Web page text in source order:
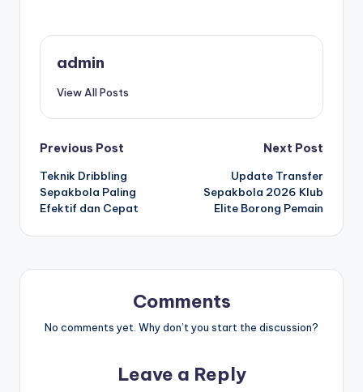
admin
View All Posts
Post
navigation
Previous Post
Teknik Dribbling
Sepakbola Paling
Efektif dan Cepat
Next Post
Update Transfer
Sepakbola 2026 Klub
Elite Borong Pemain
Comments
No comments yet. Why don’t you start the discussion?
Leave a Reply